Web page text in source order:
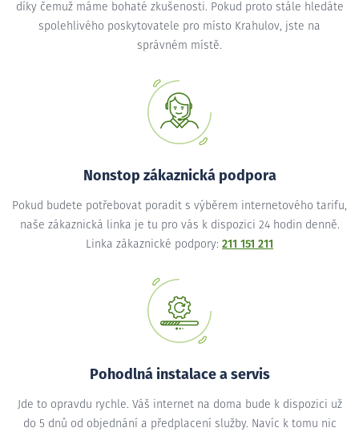
díky čemuž máme bohaté zkušenosti. Pokud proto stále hledáte
spolehlivého poskytovatele pro místo Krahulov, jste na
správném místě.
Nonstop zákaznická podpora
Pokud budete potřebovat poradit s výběrem internetového tarifu,
naše zákaznická linka je tu pro vás k dispozici 24 hodin denně.
Linka zákaznické podpory: 211 151 211
Pohodlná instalace a servis
Jde to opravdu rychle. Váš internet na doma bude k dispozici už
do 5 dnů od objednání a předplacení služby. Navíc k tomu nic